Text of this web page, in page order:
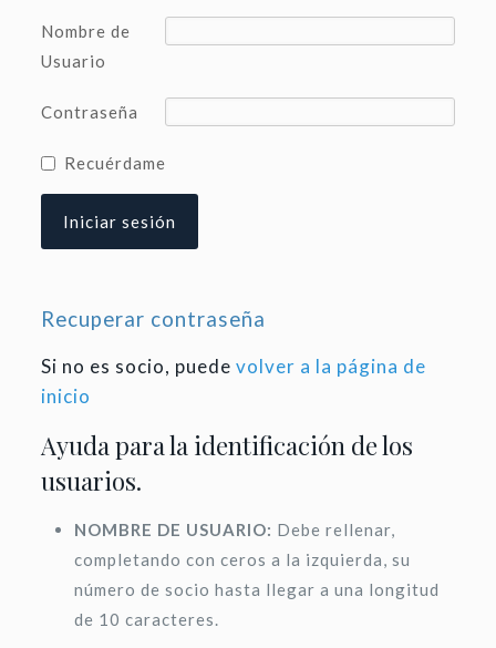
Nombre de
Usuario
Contraseña
Recuérdame
Recuperar contraseña
Si no es socio, puede volver a la página de
inicio
Ayuda para la identificación de los
usuarios.
NOMBRE DE USUARIO: Debe rellenar,
completando con ceros a la izquierda, su
número de socio hasta llegar a una longitud
de 10 caracteres.